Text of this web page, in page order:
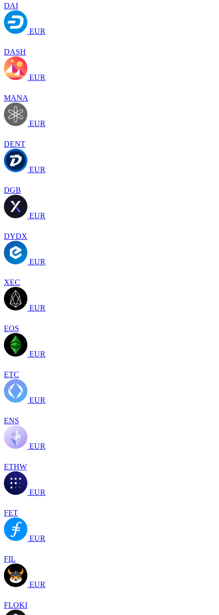
DAI
EUR
DASH
EUR
MANA
EUR
DENT
EUR
DGB
EUR
DYDX
EUR
XEC
EUR
EOS
EUR
ETC
EUR
ENS
EUR
ETHW
EUR
FET
EUR
FIL
EUR
FLOKI